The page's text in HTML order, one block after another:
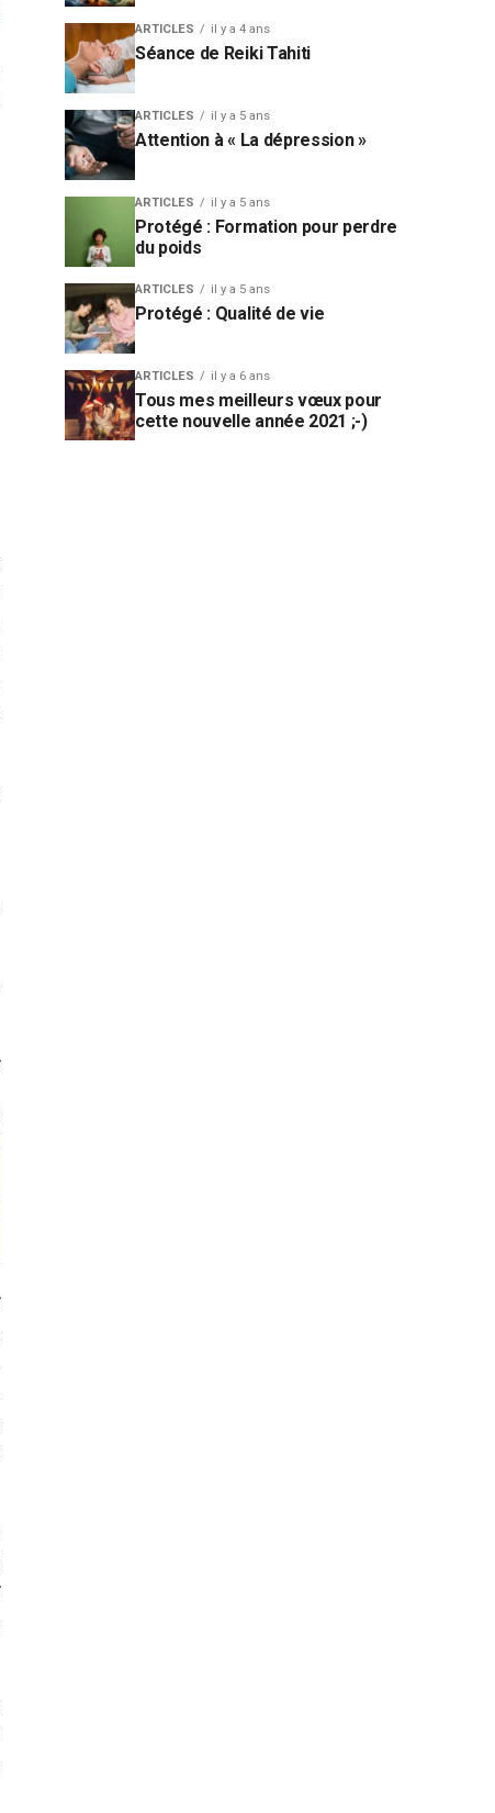
ARTICLES il y a 4 ans
Séance de Reiki Tahiti
ARTICLES il y a 5 ans
Attention à « La dépression »
ARTICLES il y a 5 ans
Protégé : Formation pour perdre
du poids
ARTICLES il y a 5 ans
Protégé : Qualité de vie
ARTICLES il y a 6 ans
Tous mes meilleurs vœux pour
cette nouvelle année 2021 ;-)